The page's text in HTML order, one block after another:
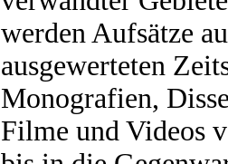
werden Aufsätze
ausgewerteten
Monografien,
Filme und Videos